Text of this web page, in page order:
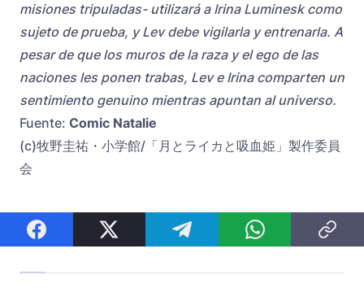
misiones tripuladas- utilizará a Irina Luminesk como
sujeto de prueba, y Lev debe vigilarla y entrenarla. A
pesar de que los muros de la raza y el ego de las
naciones les ponen trabas, Lev e Irina comparten un
sentimiento genuino mientras apuntan al universo.
Fuente: Comic Natalie
(c)牧野圭祐・小学館/「月とライカと吸血姫」製作委員
会